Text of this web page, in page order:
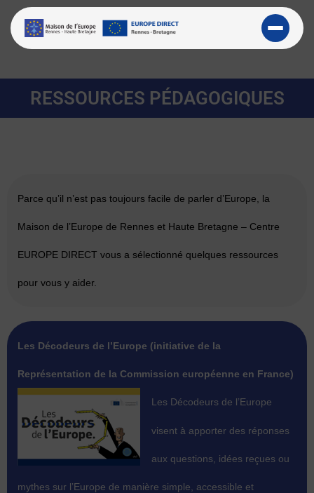
RESSOURCES PÉDAGOGIQUES
Parce qu’il n’est pas toujours facile de parler d’Europe, la
Maison de l’Europe de Rennes et Haute Bretagne – Centre
EUROPE DIRECT vous a sélectionné quelques ressources
pour vous y aider.
Les Décodeurs de l’Europe (initiative de la
Représentation de la Commission européenne en France)
Les Décodeurs de l’Europe
visent à apporter des réponses
aux questions, idées reçues ou
mythes sur l’Europe de manière simple, accessible et